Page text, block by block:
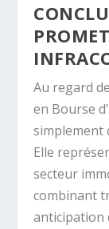
Au regard
en Bourse
simplement
Elle
secteur
combinant
anticipation